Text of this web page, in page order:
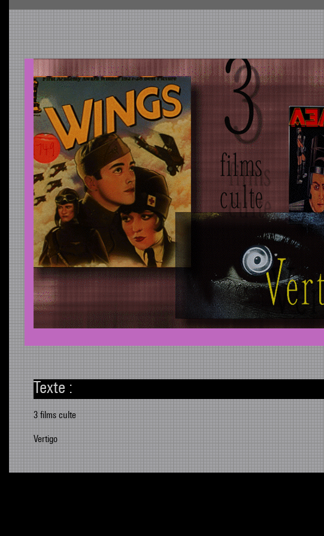
Texte :
3 films culte
Vertigo